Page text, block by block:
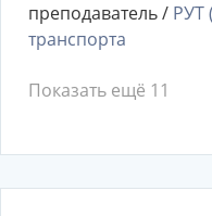
преподаватель / РУТ
транспорта
Показать ещё 11